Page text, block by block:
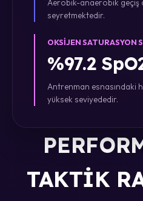
Aerobik-anaerobik geçiş
seyretmektedir.
OKSIJEN SATURASYON
%97.2
Antrenman esnasındaki
yüksek seviyededir.
TAKTIK